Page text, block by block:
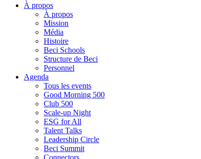
À propos
À propos
Mission
Média
Histoire
Beci Schools
Structure de Beci
Personnel
Agenda
Tous les events
Good Morning 500
Club 500
Scale-up Night
ESG for All
Talent Talks
Leadership Circle
Beci Summit
Connectors